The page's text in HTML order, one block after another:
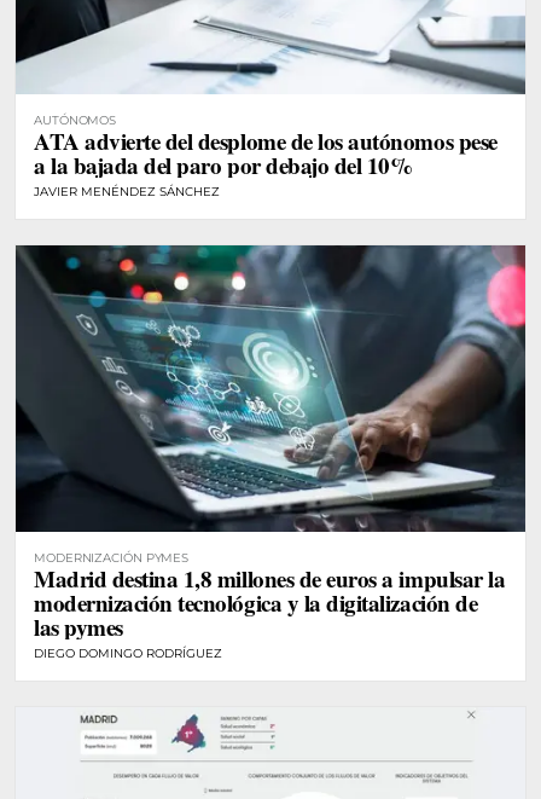
AUTÓNOMOS
ATA advierte del desplome de los autónomos pese
a la bajada del paro por debajo del 10%
JAVIER MENÉNDEZ SÁNCHEZ
MODERNIZACIÓN PYMES
Madrid destina 1,8 millones de euros a impulsar la
modernización tecnológica y la digitalización de
las pymes
DIEGO DOMINGO RODRÍGUEZ